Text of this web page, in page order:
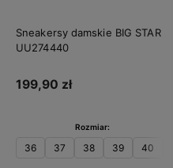
Sneakersy damskie BIG STAR
UU274440
199,90 zł
Rozmiar:
36 37 38 39 40